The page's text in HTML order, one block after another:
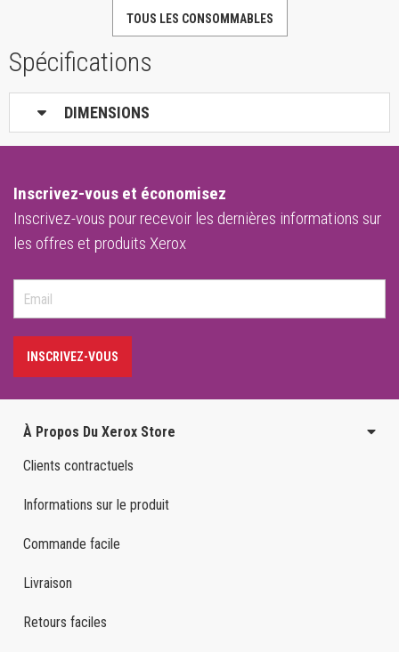
TOUS LES CONSOMMABLES
Spécifications
DIMENSIONS
Inscrivez-vous et économisez
Inscrivez-vous pour recevoir les dernières informations sur
les offres et produits Xerox
INSCRIVEZ-VOUS
À Propos Du Xerox Store
Clients contractuels
Informations sur le produit
Commande facile
Livraison
Retours faciles